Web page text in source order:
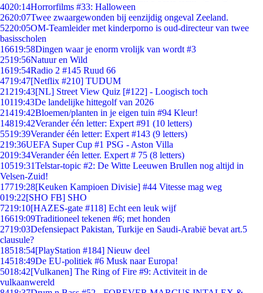
4020:14Horrorfilms #33: Halloween
2620:07Twee zwaargewonden bij eenzijdig ongeval Zeeland.
5220:05OM-Teamleider met kinderporno is oud-directeur van twee
basisscholen
16619:58Dingen waar je enorm vrolijk van wordt #3
2519:56Natuur en Wild
1619:54Radio 2 #145 Ruud 66
4719:47[Netflix #210] TUDUM
21219:43[NL] Street View Quiz [#122] - Loogisch toch
10119:43De landelijke hittegolf van 2026
21419:42Bloemen/planten in je eigen tuin #94 Kleur!
14819:42Verander één letter: Expert #91 (10 letters)
5519:39Verander één letter: Expert #143 (9 letters)
219:36UEFA Super Cup #1 PSG - Aston Villa
2019:34Verander één letter. Expert # 75 (8 letters)
10519:31Telstar-topic #2: De Witte Leeuwen Brullen nog altijd in
Velsen-Zuid!
17719:28[Keuken Kampioen Divisie] #44 Vitesse mag weg
019:22[SHO FB] SHO
7219:10[HAZES-gate #118] Echt een leuk wijf
16619:09Traditioneel tekenen #6; met honden
2719:03Defensiepact Pakistan, Turkije en Saudi-Arabië bevat art.5
clausule?
18518:54[PlayStation #184] Nieuw deel
14518:49De EU-politiek #6 Musk naar Europa!
5018:42[Vulkanen] The Ring of Fire #9: Activiteit in de
vulkaanwereld